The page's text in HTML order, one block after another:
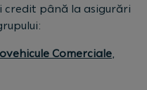
credit până la asigurări
Comerciale